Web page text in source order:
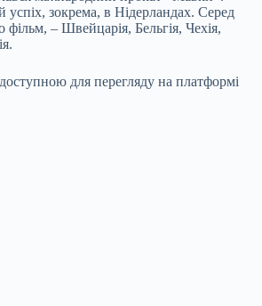
успіх, зокрема, в Нідерландах. Серед
фільм, – Швейцарія, Бельгія, Чехія,
доступною для перегляду на платформі